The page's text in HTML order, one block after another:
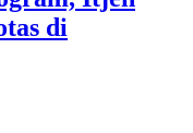
di